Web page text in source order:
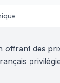
offrant des